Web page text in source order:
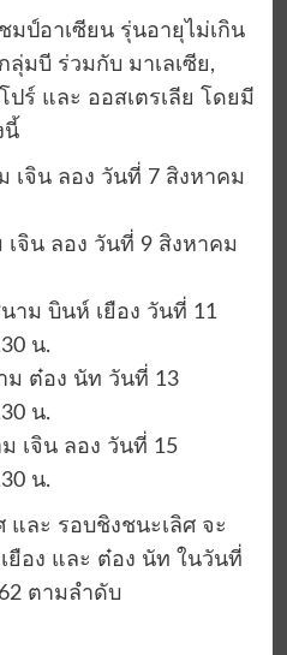
ป์อาเซียน รุ่นอายุไม่เกิน
มบี ร่วมกับ มาเลเซีย,
ร์ และ ออสเตรเลีย โดยมี
นี้
เจิน ลอง วันที่ 7 สิงหาคม
จิน ลอง วันที่ 9 สิงหาคม
าม บินห์ เยือง วันที่ 11
น.
ม ต๋อง นัท วันที่ 13
น.
เจิน ลอง วันที่ 15
น.
และ รอบชิงชนะเลิศ จะ
อง และ ต๋อง นัท ในวันที่
ตามลำดับ